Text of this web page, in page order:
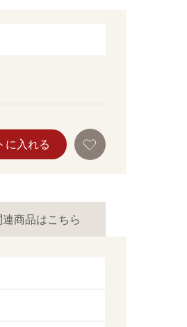
に入れる
連商品はこちら